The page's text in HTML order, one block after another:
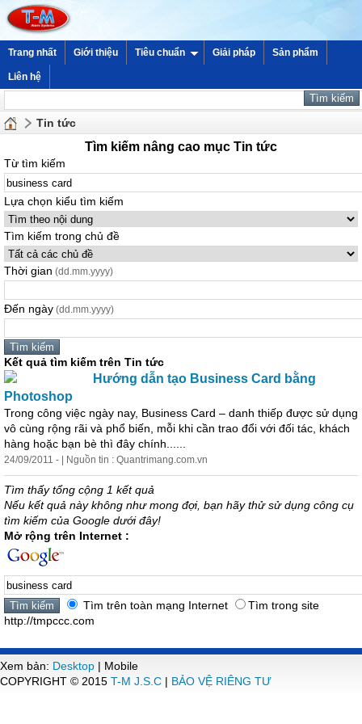
Trang nhất Giới thiệu Tiêu chuẩn Giải pháp Sản phẩm
Liên hệ
Tin tức
Tìm kiếm nâng cao mục Tin tức
Từ tìm kiếm
Lựa chọn kiểu tìm kiếm
Tìm kiếm trong chủ đề
Thời gian (dd.mm.yyyy)
Đến ngày (dd.mm.yyyy)
Kết quả tìm kiếm trên Tin tức
Hướng dẫn tạo Business Card bằng
Photoshop
Trong công việc ngày nay, Business Card – danh thiếp được sử dụng
vô cùng rộng rãi và phổ biến, mỗi khi cần trao đổi với đối tác, khách
hàng hoặc bạn bè thì đây chính......
24/09/2011 - | Nguồn tin : Quantrimang.com.vn
Tìm thấy tổng cộng 1 kết quả
Nếu kết quả này không như mong đợi, bạn hãy thử sử dụng công cụ
tìm kiếm của Google dưới đây!
Mở rộng trên Internet :
Tìm trên toàn mạng Internet
Tìm trong site
http://tmpccc.com
Xem bản: Desktop | Mobile
COPYRIGHT © 2015 T-M J.S.C | BẢO VỆ RIÊNG TƯ